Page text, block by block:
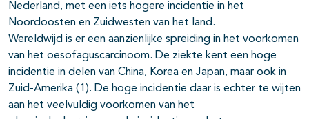
Nederland, met een iets hogere incidentie in het
Noordoosten en Zuidwesten van het land.
Wereldwijd is er een aanzienlijke spreiding in het voorkomen
van het oesofaguscarcinoom. De ziekte kent een hoge
incidentie in delen van China, Korea en Japan, maar ook in
Zuid-Amerika (1). De hoge incidentie daar is echter te wijten
aan het veelvuldig voorkomen van het